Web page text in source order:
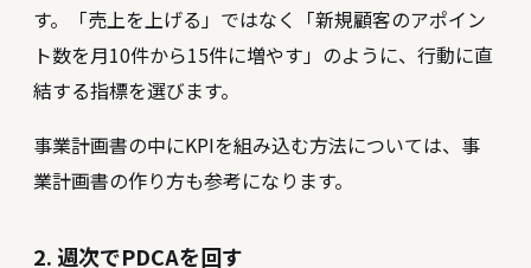
す。「売上を上げる」ではなく「新規顧客のアポイン
ト数を月10件から15件に増やす」のように、行動に直
結する指標を選びます。
事業計画書の中にKPIを組み込む方法については、 事
業計画書の作り方も参考になります。
2. 週次でPDCAを回す